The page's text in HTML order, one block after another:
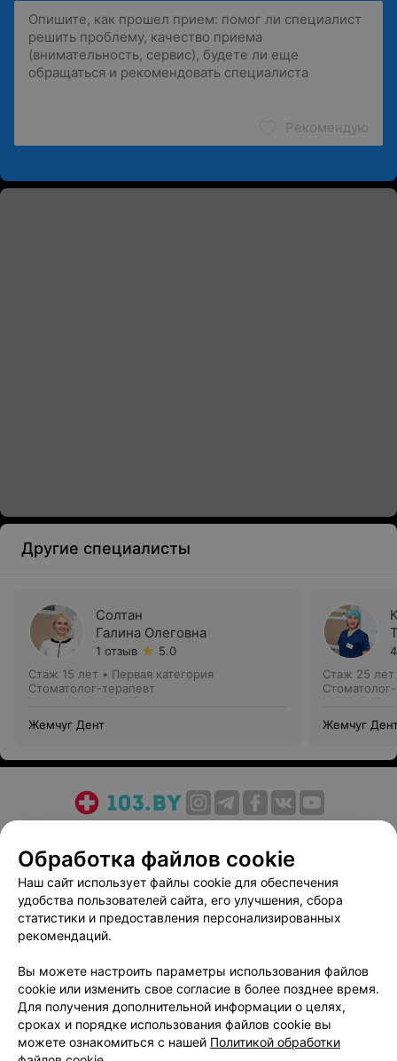
Рекомендую
Другие специалисты
Солтан
Галина Олеговна
1 отзыв
5.0
Стаж 15 лет • Первая категория
Стоматолог-терапевт
Жемчуг Дент
Стаж 25 лет
Жемчуг
Медицинский маркетинг
Публичный договор
Пользовательское соглашение
Способы оплаты
Вакансии
Партнеры
Написать руководителю 103.by
Персональные настройки cookie
Обработка персональных данных
Обработка файлов cookie
Наш сайт использует файлы cookie для обеспечения
удобства пользователей сайта, его улучшения, сбора
статистики и предоставления персонализированных
рекомендаций.
Вы можете настроить параметры использования файлов
cookie или изменить свое согласие в более позднее время.
Для получения дополнительной информации о целях,
сроках и порядке использования файлов cookie вы
можете ознакомиться с нашей Политикой обработки